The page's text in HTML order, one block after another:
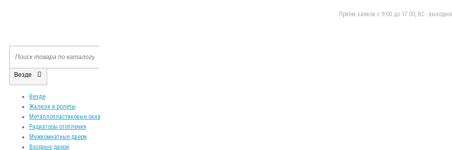
Приём заявок с 9:00 до 17:00, ВС -
Везде
Везде
Жалюзи и ролеты
Металлопластиковые окна
Радиаторы отопления
Межкомнатные двери
Входные двери